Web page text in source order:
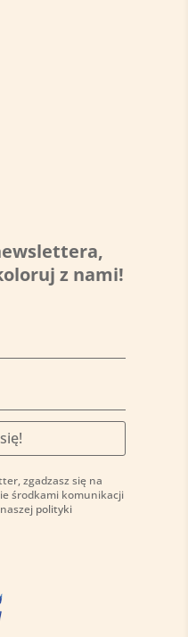
z nami!
zgadzasz się na
środkami komunikacji
polityki